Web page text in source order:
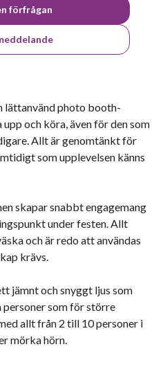
förfrågan
lättanvänd photo booth-
och köra, även för den som
Allt är genomtänkt för
som upplevelsen känns
skapar snabbt engagemang
under festen. Allt
och är redo att användas
krävs.
jämnt och snyggt ljus som
som för större
allt från 2 till 10 personer i
mörka hörn.